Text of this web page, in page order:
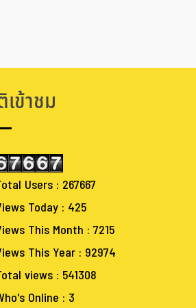
ข้าชม
Users : 267667
Today : 425
This Month : 7215
This Year : 92974
views : 541308
Online : 3